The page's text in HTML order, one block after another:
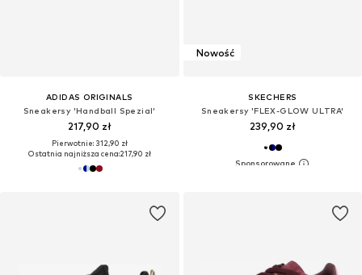
ADIDAS ORIGINALS
Sneakersy 'Handball Spezial'
217,90 zł
Pierwotnie: 312,90 zł
Ostatnia najniższa cena:217,90 zł
Nowość
SKECHERS
Sneakersy 'FLEX-GLOW ULTRA'
239,90 zł